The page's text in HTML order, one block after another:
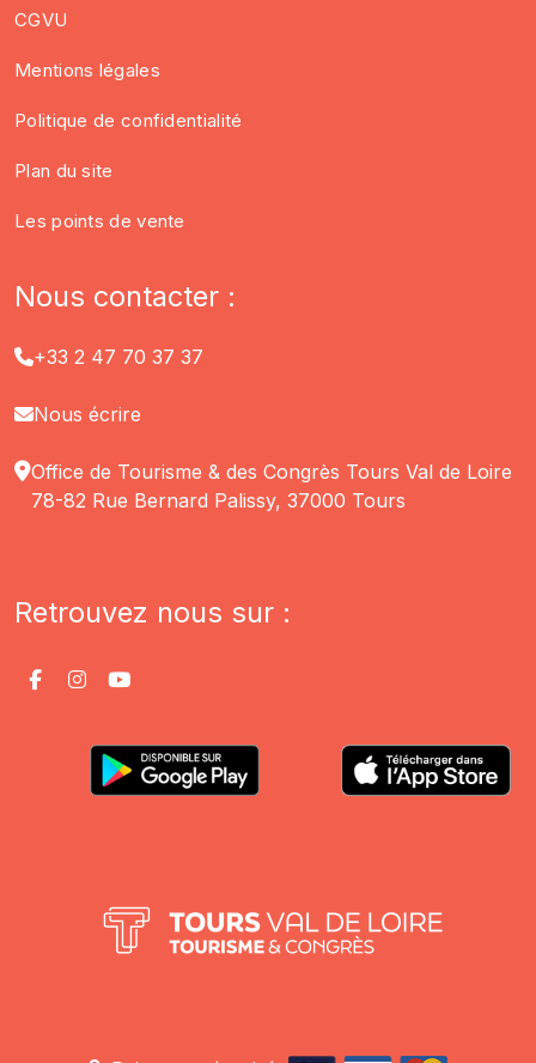
CGVU
Mentions légales
Politique de confidentialité
Plan du site
Les points de vente
Nous contacter :
+33 2 47 70 37 37
Nous écrire
Office de Tourisme & des Congrès Tours Val de Loire
78-82 Rue Bernard Palissy, 37000 Tours
Retrouvez nous sur :